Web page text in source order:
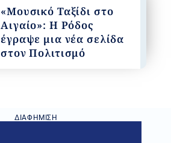
«Μουσικό Ταξίδι στο
Αιγαίο»: Η Ρόδος
έγραψε μια νέα σελίδα
στον Πολιτισμό
ΔΙΑΦΉΜΙΣΗ